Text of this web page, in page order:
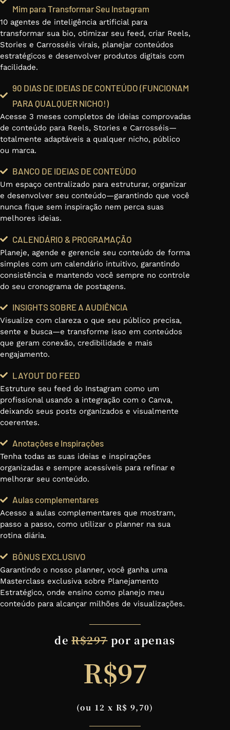
Mim para Transformar Seu Instagram
10 agentes de inteligência artificial para
transformar sua bio, otimizar seu feed, criar Reels,
Stories e Carrosséis virais, planejar conteúdos
estratégicos e desenvolver produtos digitais com
facilidade.
90 DIAS DE IDEIAS DE CONTEÚDO (FUNCIONAM
PARA QUALQUER NICHO!)
Acesse 3 meses completos de ideias comprovadas
de conteúdo para Reels, Stories e Carrosséis—
totalmente adaptáveis a qualquer nicho, público
ou marca.
BANCO DE IDEIAS DE CONTEÚDO
Um espaço centralizado para estruturar, organizar
e desenvolver seu conteúdo—garantindo que você
nunca fique sem inspiração nem perca suas
melhores ideias.
CALENDÁRIO & PROGRAMAÇÃO
Planeje, agende e gerencie seu conteúdo de forma
simples com um calendário intuitivo, garantindo
consistência e mantendo você sempre no controle
do seu cronograma de postagens.
INSIGHTS SOBRE A AUDIÊNCIA
Visualize com clareza o que seu público precisa,
sente e busca—e transforme isso em conteúdos
que geram conexão, credibilidade e mais
engajamento.
LAYOUT DO FEED
Estruture seu feed do Instagram como um
profissional usando a integração com o Canva,
deixando seus posts organizados e visualmente
coerentes.
Anotações e Inspirações
Tenha todas as suas ideias e inspirações
organizadas e sempre acessíveis para refinar e
melhorar seu conteúdo.
Aulas complementares
Acesso a aulas complementares que mostram,
passo a passo, como utilizar o planner na sua
rotina diária.
BÔNUS EXCLUSIVO
Garantindo o nosso planner, você ganha uma
Masterclass exclusiva sobre Planejamento
Estratégico, onde ensino como planejo meu
conteúdo para alcançar milhões de visualizações.
deR$297por apenas
R$97
(ou 12 x R$ 9,70)